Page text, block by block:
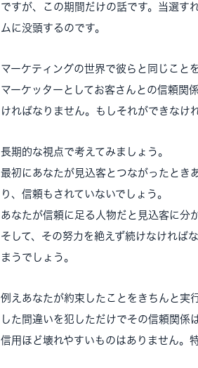
ですが、この期間だけの話です。当選す
ムに没頭するのです。
マーケティングの世界で彼らと同じこと
マーケッターとしてお客さんとの信頼関
ければなりません。もしそれができなけ
長期的な視点で考えてみましょう。
最初にあなたが見込客とつながったとき
り、信頼もされていないでしょう。
あなたが信頼に足る人物だと見込客に分
そして、その努力を絶えず続けなければ
まうでしょう。
例えあなたが約束したことをきちんと実
した間違いを犯しただけでその信頼関係
信用ほど壊れやすいものはありません。